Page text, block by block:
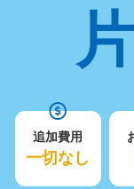
追加費用
一切なし